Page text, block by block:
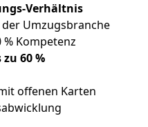
Verhältnis
der Umzugsbranche
% Kompetenz
60 %
offenen Karten